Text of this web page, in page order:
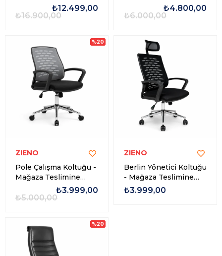
Mağaza Teslimine
Özel
₺12.499,00
₺16.900,00
Teslimine Özel₺4.800,00
₺6.000,00
ZIENO
Pole Çalışma Koltuğu -
Mağaza Teslimine
₺3.999,00
₺5.000,00
%20
ZIENO
Berlin Yönetici Koltuğu
- Mağaza Teslimine
Özel
₺3.999,00
%20